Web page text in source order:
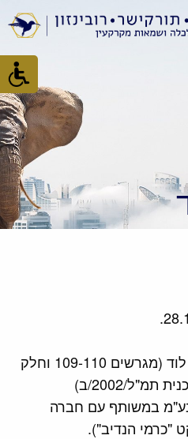
מיקום – מתחם "טלרד", לוד (מגרשים 109-110 וחלק
בע"מ במשותף עם חברה
"כרמי הנדיב").